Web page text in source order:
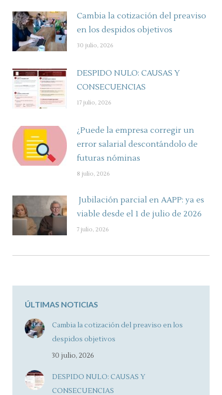
Cambia la cotización del preaviso
en los despidos objetivos
30 julio, 2026
DESPIDO NULO: CAUSAS Y
CONSECUENCIAS
17 julio, 2026
¿Puede la empresa corregir un
error salarial descontándolo de
futuras nóminas
8 julio, 2026
Jubilación parcial en AAPP: ya es
viable desde el 1 de julio de 2026
7 julio, 2026
ÚLTIMAS NOTICIAS
Cambia la cotización del preaviso en los
despidos objetivos
30 julio, 2026
DESPIDO NULO: CAUSAS Y
CONSECUENCIAS